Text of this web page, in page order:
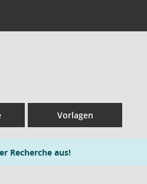
Vorlagen
Recherche aus!